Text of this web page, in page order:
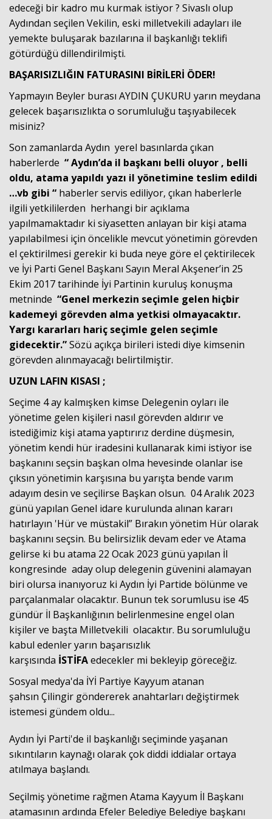
edeceği bir kadro mu kurmak istiyor ? Sivaslı olup
Aydından seçilen Vekilin, eski milletvekili adayları ile
yemekte buluşarak bazılarına il başkanlığı teklifi
götürdüğü dillendirilmişti.
BAŞARISIZLIĞIN FATURASINI BİRİLERİ ÖDER!
Yapmayın Beyler burası AYDIN ÇUKURU yarın meydana
gelecek başarısızlıkta o sorumluluğu taşıyabilecek
misiniz?
Son zamanlarda Aydın yerel basınlarda çıkan
haberlerde “ Aydın’da il başkanı belli oluyor , belli
oldu, atama yapıldı yazı il yönetimine teslim edildi
…vb gibi “ haberler servis ediliyor, çıkan haberlerle
ilgili yetkililerden herhangi bir açıklama
yapılmamaktadır ki siyasetten anlayan bir kişi atama
yapılabilmesi için öncelikle mevcut yönetimin görevden
el çektirilmesi gerekir ki buda neye göre el çektirilecek
ve İyi Parti Genel Başkanı Sayın Meral Akşener’in 25
Ekim 2017 tarihinde İyi Partinin kuruluş konuşma
metninde “Genel merkezin seçimle gelen hiçbir
kademeyi görevden alma yetkisi olmayacaktır.
Yargı kararları hariç seçimle gelen seçimle
gidecektir.”Sözü açıkça birileri istedi diye kimsenin
görevden alınmayacağı belirtilmiştir.
UZUN LAFIN KISASI ;
Seçime 4 ay kalmışken kimse Delegenin oyları ile
yönetime gelen kişileri nasıl görevden aldırır ve
istediğimiz kişi atama yaptırırız derdine düşmesin,
yönetim kendi hür iradesini kullanarak kimi istiyor ise
başkanını seçsin başkan olma hevesinde olanlar ise
çıksın yönetimin karşısına bu yarışta bende varım
adayım desin ve seçilirse Başkan olsun. 04 Aralık 2023
günü yapılan Genel idare kurulunda alınan kararı
hatırlayın 'Hür ve müstakil” Bırakın yönetim Hür olarak
başkanını seçsin. Bu belirsizlik devam eder ve Atama
gelirse ki bu atama 22 Ocak 2023 günü yapılan İl
kongresinde aday olup delegenin güvenini alamayan
biri olursa inanıyoruz ki Aydın İyi Partide bölünme ve
parçalanmalar olacaktır. Bunun tek sorumlusu ise 45
gündür İl Başkanlığının belirlenmesine engel olan
kişiler ve başta Milletvekili olacaktır. Bu sorumluluğu
kabul edenler yarın başarısızlık
karşısında İSTİFAedecekler mi bekleyip göreceğiz.
Sosyal medya'da İYİ Partiye Kayyum atanan
şahsın Çilingir göndererekanahtarları değiştirmek
istemesi gündem oldu...
Aydın İyi Parti'de il başkanlığı seçiminde yaşanan
sıkıntıların kaynağı olarak çok diddi iddialar ortaya
atılmaya başlandı.
Seçilmiş yönetime rağmen Atama Kayyum İl Başkanı
atamasının ardında Efeler Belediye Belediye başkanı